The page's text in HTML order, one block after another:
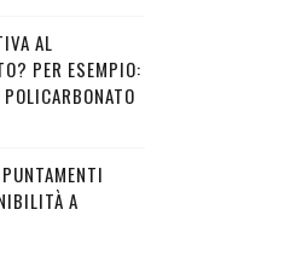
AL
PER ESEMPIO:
A